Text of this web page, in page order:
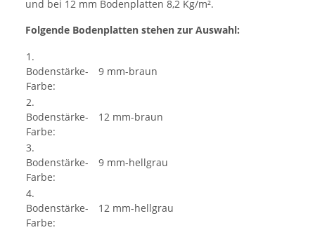
und bei 12 mm Bodenplatten 8,2 Kg/m².
Folgende Bodenplatten stehen zur Auswahl:
1.
Bodenstärke-
Farbe:
9 mm-braun
2.
Bodenstärke-
Farbe:
12 mm-braun
3.
Bodenstärke-
Farbe:
9 mm-hellgrau
4.
Bodenstärke-
Farbe:
12 mm-hellgrau